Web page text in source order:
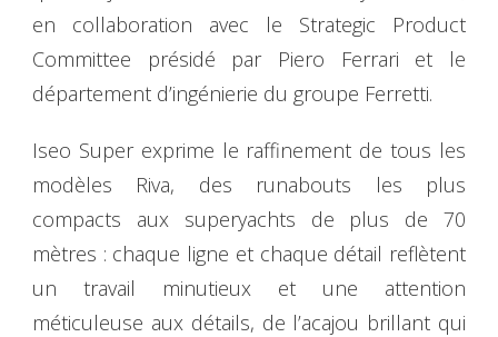
en collaboration avec le Strategic Product
Committee présidé par Piero Ferrari et le
département d’ingénierie du groupe Ferretti.
Iseo Super exprime le raffinement de tous les
modèles Riva, des runabouts les plus
compacts aux superyachts de plus de 70
mètres : chaque ligne et chaque détail reflètent
un travail minutieux et une attention
méticuleuse aux détails, de l’acajou brillant qui